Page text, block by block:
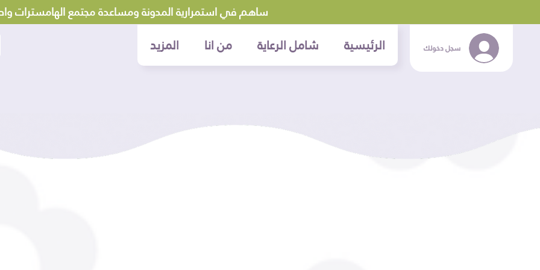
الرئيسية شامل الرعاية من انا المزيد سجل دخولك
ساهم في استمرارية المدونة ومساعدة مجتمع الهامسترات